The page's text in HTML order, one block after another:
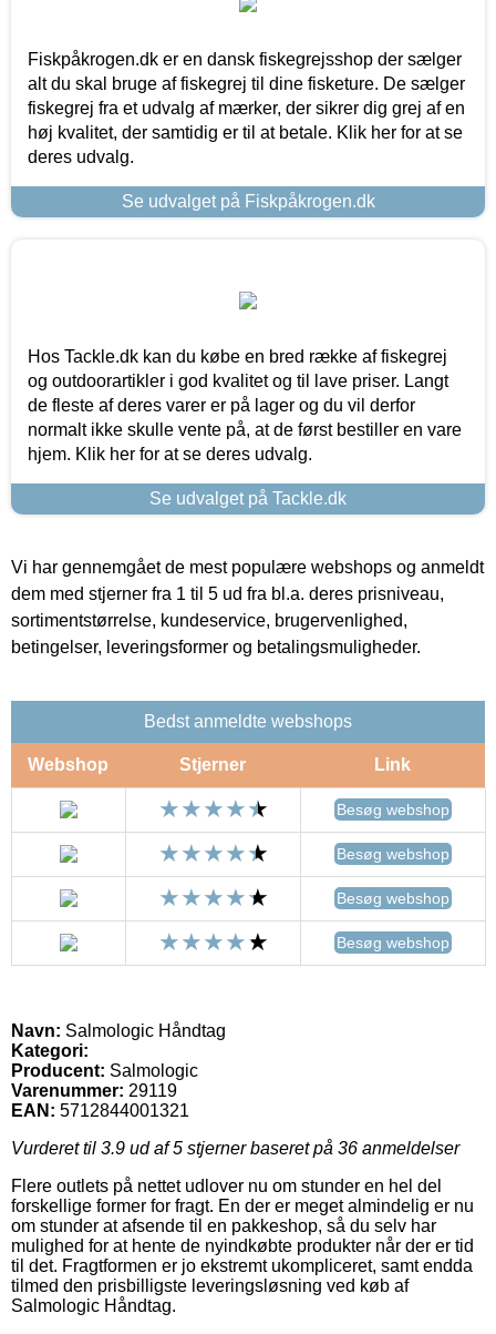
Fiskpåkrogen.dk er en dansk fiskegrejsshop der sælger
alt du skal bruge af fiskegrej til dine fisketure. De sælger
fiskegrej fra et udvalg af mærker, der sikrer dig grej af en
høj kvalitet, der samtidig er til at betale. Klik her for at se
deres udvalg.
Se udvalget på Fiskpåkrogen.dk
Hos Tackle.dk kan du købe en bred række af fiskegrej
og outdoorartikler i god kvalitet og til lave priser. Langt
de fleste af deres varer er på lager og du vil derfor
normalt ikke skulle vente på, at de først bestiller en vare
hjem. Klik her for at se deres udvalg.
Se udvalget på Tackle.dk
Vi har gennemgået de mest populære webshops og anmeldt
dem med stjerner fra 1 til 5 ud fra bl.a. deres prisniveau,
sortimentstørrelse, kundeservice, brugervenlighed,
betingelser, leveringsformer og betalingsmuligheder.
Bedst anmeldte webshops
Webshop Stjerner Link
Besøg webshop
Besøg webshop
Besøg webshop
Besøg webshop
Navn: Salmologic Håndtag
Kategori:
Producent: Salmologic
Varenummer: 29119
EAN: 5712844001321
Vurderet til 3.9 ud af 5 stjerner baseret på 36 anmeldelser
Flere outlets på nettet udlover nu om stunder en hel del
forskellige former for fragt. En der er meget almindelig er nu
om stunder at afsende til en pakkeshop, så du selv har
mulighed for at hente de nyindkøbte produkter når der er tid
til det. Fragtformen er jo ekstremt ukompliceret, samt endda
tilmed den prisbilligste leveringsløsning ved køb af
Salmologic Håndtag.